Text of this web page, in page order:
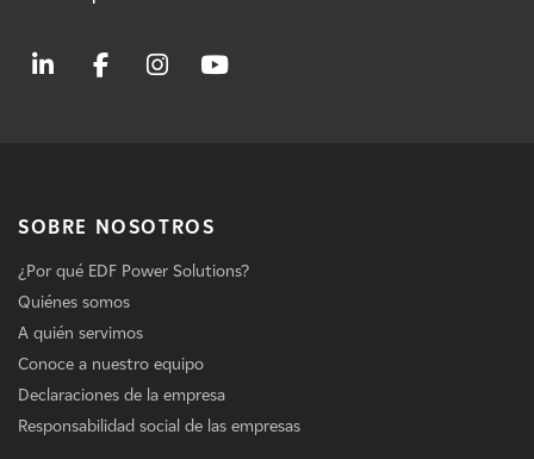
SOBRE NOSOTROS
¿Por qué EDF Power Solutions?
Quiénes somos
A quién servimos
Conoce a nuestro equipo
Declaraciones de la empresa
Responsabilidad social de las empresas